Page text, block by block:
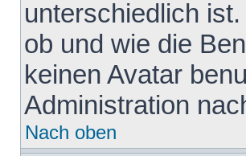
unterschiedlich
ob und wie die
keinen Avatar
Administration
Nach oben